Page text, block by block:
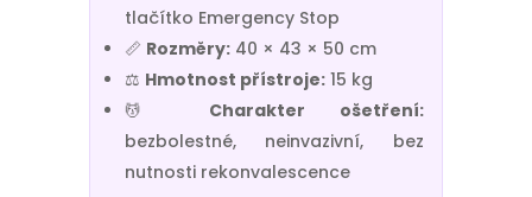
tlačítko Emergency Stop
📏 Rozměry:40 × 43 × 50 cm
⚖️ Hmotnost přístroje:15 kg
💆 Charakter ošetření:
bezbolestné, neinvazivní, bez
nutnosti rekonvalescence